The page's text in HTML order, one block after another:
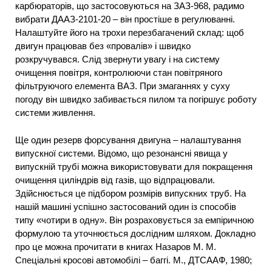
карбюраторів, що застосовуються на ЗАЗ-968, радимо
вибрати ДААЗ-2101-20 – він простіше в регулюванні.
Налаштуйте його на трохи перезбагачений склад: щоб
двигун працював без «провалів» і швидко
розкручувався. Слід звернути увагу і на систему
очищення повітря, контролюючи стан повітряного
фільтруючого елемента ВАЗ. При змаганнях у суху
погоду він швидко забивається пилом та погіршує роботу
системи живлення.
Ще один резерв форсування двигуна – налаштування
випускної системи. Відомо, що резонансні явища у
випускній трубі можна використовувати для покращення
очищення циліндрів від газів, що відпрацювали.
Здійснюється це підбором розмірів випускних труб. На
нашій машині успішно застосований один із способів
типу «чотири в одну». Він розраховується за емпіричною
формулою та уточнюється дослідним шляхом. Докладно
про це можна прочитати в книгах Назаров М. М.
Спеціальні кросові автомобілі – баггі. М., ДТСААФ, 1980;